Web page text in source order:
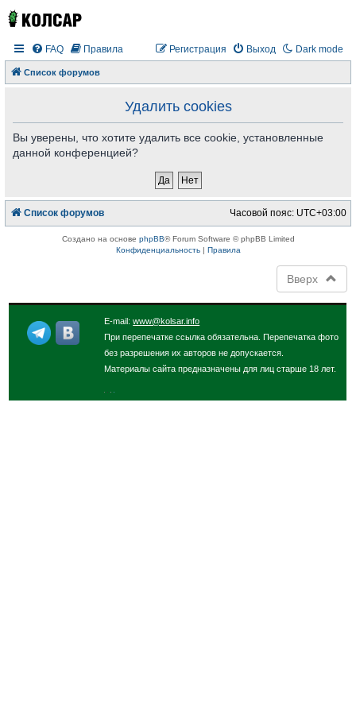
Dark mode
FAQ Правила Выход
Регистрация
Список форумов
Удалить cookies
Вы уверены, что хотите удалить все cookie, установленные
данной конференцией?
Список форумов Часовой пояс: UTC+03:00
Создано на основе phpBB® Forum Software © phpBB Limited
Конфиденциальность| Правила
Вверх
E-mail:www@kolsar.info
При перепечатке ссылка обязательна. Перепечатка фото
без разрешения их авторов не допускается.
Материалы сайта предназначены для лиц старше 18 лет.